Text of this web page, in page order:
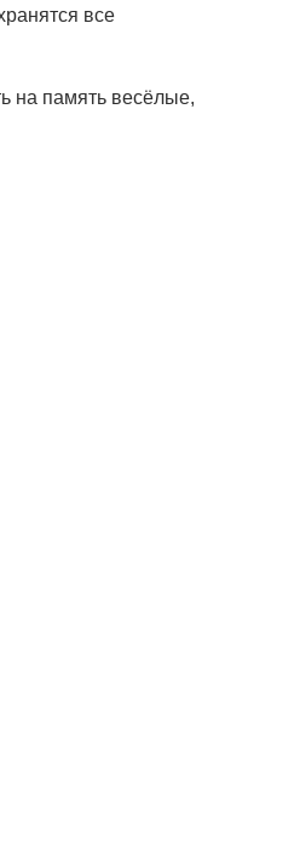
все
на память весёлые,